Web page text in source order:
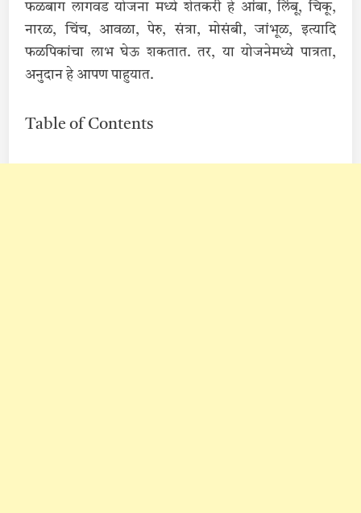
फळबाग लागवड योजना मध्ये शेतकरी हे आंबा, लिंबू, चिकू,
नारळ, चिंच, आवळा, पेरु, संत्रा, मोसंबी, जांभूळ, इत्यादि
फळपिकांचा लाभ घेऊ शकतात. तर, या योजनेमध्ये पात्रता,
अनुदान हे आपण पाहुयात.
Table of Contents